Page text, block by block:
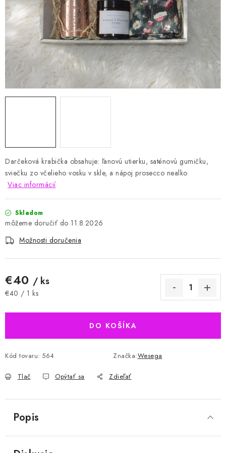
BLOG
Obchodné podmienky
Podmienky ochrany osobných údajov
Moja objednávka
Darčeková krabička obsahuje: ľanovú utierku, saténovú gumičku,
sviečku zo včelieho vosku v skle, a nápoj prosecco nealko
Viac informácií
Skladom
11.8.2026
Možnosti doručenia
€40 / ks
Jednotková cena:
€40 / 1 ks
DO KOŠÍKA
Kód tovaru: 564 Značka:Wesega
Tlač Opýtať sa Zdieľať
Popis